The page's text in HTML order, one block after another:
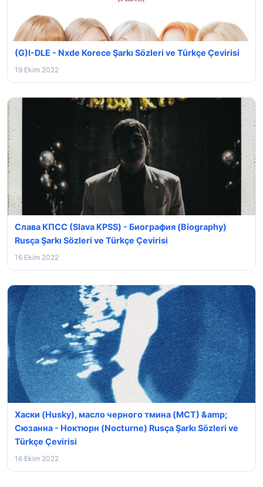
(G)I-DLE - Nxde Korece Şarkı Sözleri ve Türkçe Çevirisi
19 Ekim 2022
Слава КПСС (Slava KPSS) - Биография (Biography)
Rusça Şarkı Sözleri ve Türkçe Çevirisi
16 Ekim 2022
Хаски (Husky), масло черного тмина (MCT) &amp;
Сюзанна - Ноктюрн (Nocturne) Rusça Şarkı Sözleri ve
Türkçe Çevirisi
16 Ekim 2022